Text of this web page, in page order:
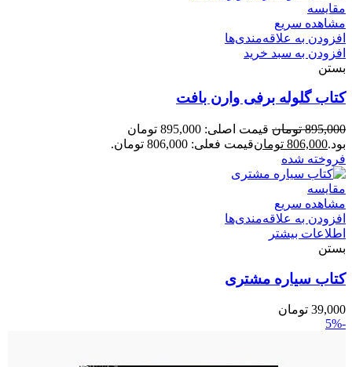
مقایسه
مشاهده سریع
افزودن به علاقه‌مندی‌ها
افزودن به سبد خرید
بستن
کتاب گلوله برفی وارن بافت
895,000 تومان
قیمت اصلی: 895,000 تومان
بود.806,000 تومانقیمت فعلی: 806,000 تومان.
فروخته شده
مقایسه
مشاهده سریع
افزودن به علاقه‌مندی‌ها
اطلاعات بیشتر
بستن
کتاب سیاره مشتری
39,000 تومان
-5%